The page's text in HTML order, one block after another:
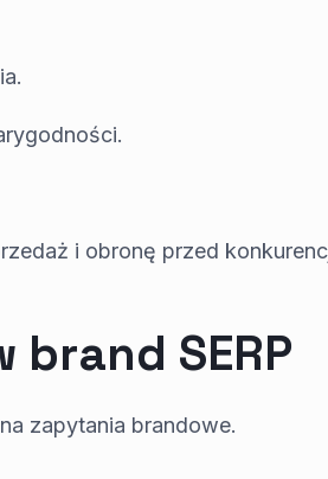
i obronę przed
SERP
zapytania brandowe.